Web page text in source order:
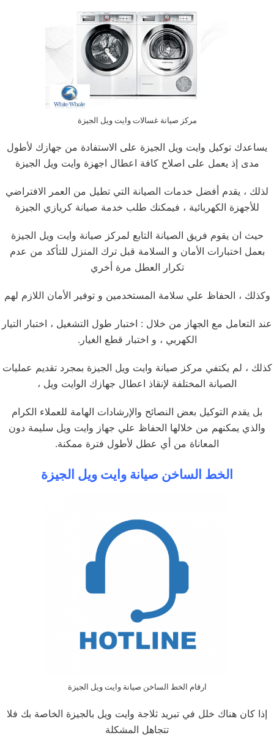
مركز صيانة غسالات وايت ويل الجيزة
يساعدك توكيل وايت ويل الجيزة على الاستفادة من جهازك لأطول
مدى إذ يعمل على اصلاح كافة اعطال اجهزة وايت ويل الجيزة
لذلك ، يقدم أفضل خدمات الصيانة التي تطيل من العمر الافتراضي
للأجهزة الكهربائية ، فيمكنك طلب خدمة صيانة كريازي الجيزة
حيث ان يقوم فريق الصيانة التابع لمركز صيانة وايت ويل الجيزة
بعمل اختبارات الأمان و السلامة قبل ترك المنزل للتأكد من عدم
تكرار العطل مرة أخري
وكذلك ، الحفاظ علي سلامة المستخدمين و توفير الأمان اللازم لهم
عند التعامل مع الجهاز من خلال : اختبار طول التشغيل ، اختبار التيار
الكهربي ، و اختبار قطع الغيار.
كذلك ، لم يكتفي مركز صيانة وايت ويل الجيزة بمجرد تقديم عمليات
الصيانة المختلفة لإنقاذ اعطال جهازك الوايت ويل ،
بل يقدم التوكيل بعض النصائح والإرشادات الهامة للعملاء الكرام
والذي يمكنهم من خلالها الحفاظ علي جهاز وايت ويل سليمة دون
المعاناة من أي عطل لأطول فترة ممكنة.
الخط الساخن صيانة وايت ويل الجيزة
ارقام الخط الساخن صيانة وايت ويل الجيزة
إذا كان هناك خلل في تبريد ثلاجة وايت ويل بالجيزة الخاصة بك فلا
تتجاهل المشكلة